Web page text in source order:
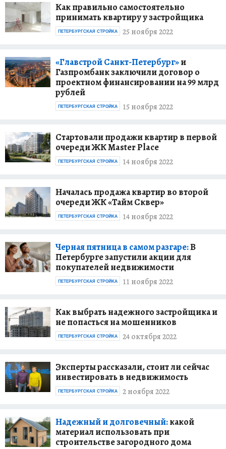
Как правильно самостоятельно
принимать квартиру у застройщика
25 ноября 2022
ПЕТЕРБУРГСКАЯ СТРОЙКА
«Главстрой Санкт-Петербург»и
Газпромбанк заключили договор о
проектном финансировании на 99 млрд
рублей
15 ноября 2022
ПЕТЕРБУРГСКАЯ СТРОЙКА
Стартовали продажи квартир в первой
очереди ЖК Master Place
14 ноября 2022
ПЕТЕРБУРГСКАЯ СТРОЙКА
Началась продажа квартир во второй
очереди ЖК «Тайм Сквер»
14 ноября 2022
ПЕТЕРБУРГСКАЯ СТРОЙКА
Черная пятница в самом разгаре:В
Петербурге запустили акции для
покупателей недвижимости
11 ноября 2022
ПЕТЕРБУРГСКАЯ СТРОЙКА
Как выбрать надежного застройщика и
не попасться на мошенников
24 октября 2022
ПЕТЕРБУРГСКАЯ СТРОЙКА
Эксперты рассказали, стоит ли сейчас
инвестировать в недвижимость
2 ноября 2022
ПЕТЕРБУРГСКАЯ СТРОЙКА
Надежный и долговечный:какой
материал использовать при
строительстве загородного дома